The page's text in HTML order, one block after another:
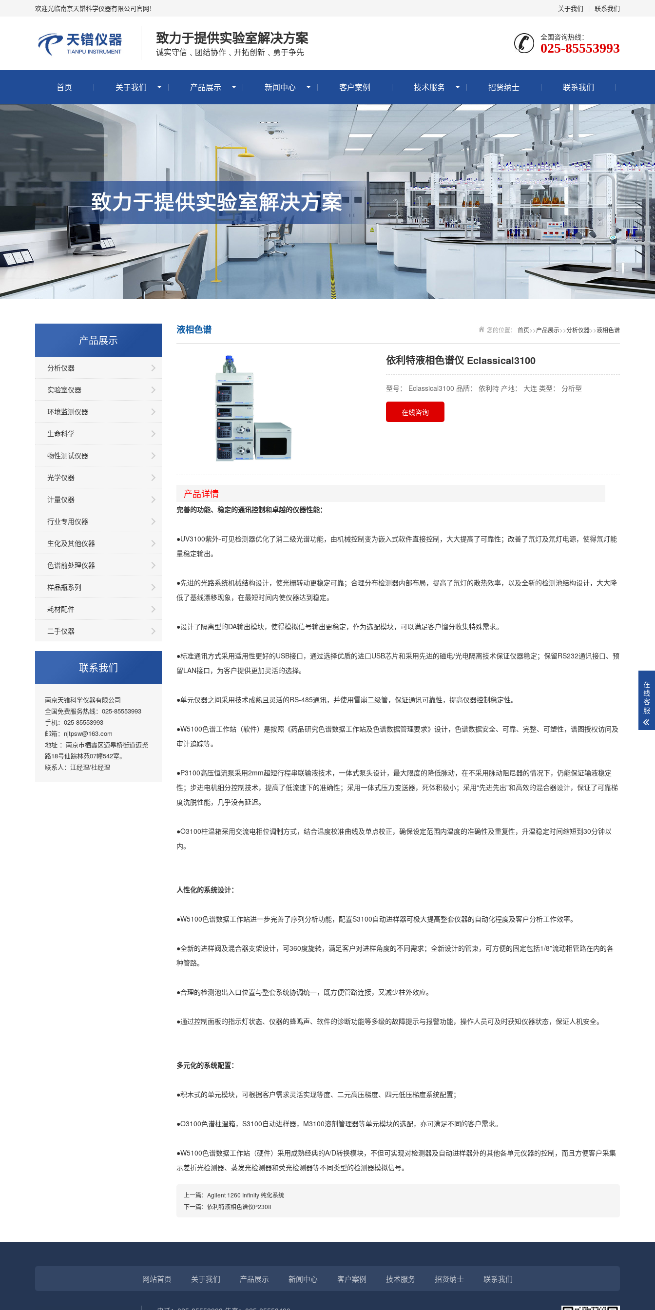
关于我们 联系我们
欢迎光临南京天镨科学仪器有限公司官网！
致力于提供实验室解决方案
诚实守信﹑团结协作﹑开拓创新﹑勇于争先
全国咨询热线：
025-85553993
首页 关于我们 产品展示 新闻中心 客户案例 技术服务 招贤纳士 联系我们
产品展示
分析仪器
实验室仪器
环境监测仪器
生命科学
物性测试仪器
光学仪器
计量仪器
行业专用仪器
生化及其他仪器
色谱前处理仪器
样品瓶系列
耗材配件
二手仪器
联系我们
南京天镨科学仪器有限公司
全国免费服务热线：025-85553993
手机：025-85553993
邮箱：njtpsw@163.com
地址 ：南京市栖霞区迈皋桥街道迈尧
路18号仙踪林苑07幢542室。
联系人：江经理/杜经理
您的位置： 首页>>产品展示>>分析仪器>>液相色谱
液相色谱
依利特液相色谱仪 Eclassical3100
型号： Eclassical3100 品牌： 依利特 产地： 大连 类型： 分析型
在线咨询
产品详情
完善的功能、稳定的通讯控制和卓越的仪器性能：
●UV3100紫外-可见检测器优化了消二级光谱功能，由机械控制变为嵌入式软件直接控制，大大提高了可靠性；改善了氘灯及氘灯电源，使得氘灯能
量稳定输出。
●先进的光路系统机械结构设计，使光栅转动更稳定可靠；合理分布检测器内部布局，提高了氘灯的散热效率，以及全新的检测池结构设计，大大降
低了基线漂移现象，在最短时间内使仪器达到稳定。
●设计了隔离型的DA输出模块，使得模拟信号输出更稳定，作为选配模块，可以满足客户馏分收集特殊需求。
●标准通讯方式采用适用性更好的USB接口，通过选择优质的进口USB芯片和采用先进的磁电/光电隔离技术保证仪器稳定；保留RS232通讯接口、预
留LAN接口，为客户提供更加灵活的选择。
●单元仪器之间采用技术成熟且灵活的RS-485通讯，并使用雪崩二级管，保证通讯可靠性，提高仪器控制稳定性。
●W5100色谱工作站（软件）是按照《药品研究色谱数据工作站及色谱数据管理要求》设计，色谱数据安全、可靠、完整、可塑性，谱图授权访问及
审计追踪等。
●P3100高压恒流泵采用2mm超短行程串联输液技术，一体式泵头设计，最大限度的降低脉动，在不采用脉动阻尼器的情况下，仍能保证输液稳定
性；步进电机细分控制技术，提高了低流速下的准确性；采用一体式压力变送器，死体积极小；采用“先进先出”和高效的混合器设计，保证了可靠梯
度洗脱性能，几乎没有延迟。
●O3100柱温箱采用交流电相位调制方式，结合温度校准曲线及单点校正，确保设定范围内温度的准确性及重复性，升温稳定时间缩短到30分钟以
内。
人性化的系统设计：
●W5100色谱数据工作站进一步完善了序列分析功能，配置S3100自动进样器可极大提高整套仪器的自动化程度及客户分析工作效率。
●全新的进样阀及混合器支架设计，可360度旋转，满足客户对进样角度的不同需求；全新设计的管束，可方便的固定包括1/8”流动相管路在内的各
种管路。
●合理的检测池出入口位置与整套系统协调统一，既方便管路连接，又减少柱外效应。
●通过控制面板的指示灯状态、仪器的蜂鸣声、软件的诊断功能等多级的故障提示与报警功能，操作人员可及时获知仪器状态，保证人机安全。
多元化的系统配置：
●积木式的单元模块，可根据客户需求灵活实现等度、二元高压梯度、四元低压梯度系统配置；
●O3100色谱柱温箱，S3100自动进样器，M3100溶剂管理器等单元模块的选配，亦可满足不同的客户需求。
●W5100色谱数据工作站（硬件）采用成熟经典的A/D转换模块，不但可实现对检测器及自动进样器外的其他各单元仪器的控制，而且方便客户采集
示差折光检测器、蒸发光检测器和荧光检测器等不同类型的检测器模拟信号。
上一篇： Agilent 1260 Infinity 纯化系统
下一篇： 依利特液相色谱仪P230II
网站首页 关于我们 产品展示 新闻中心 客户案例 技术服务 招贤纳士 联系我们
在
线
客
服